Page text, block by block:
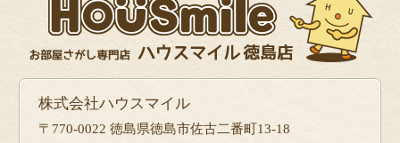
株式会社ハウスマイル
〒770-0022 徳島県徳島市佐古二番町13-18